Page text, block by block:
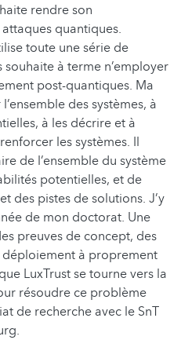
rendre son
quantiques.
toute une série de
à terme n’employer
post-quantiques. Ma
des systèmes, à
à les décrire et à
les systèmes. Il
de l’ensemble du système
potentielles, et de
des pistes de solutions. J’y
de mon doctorat. Une
preuves de concept, des
déploiement à proprement
LuxTrust se tourne vers la
résoudre ce problème
de recherche avec le SnT